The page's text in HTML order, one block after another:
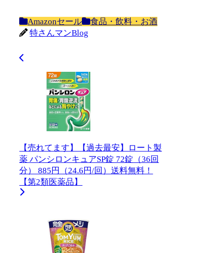
Amazonセール
食品・飲料・お酒
特さんマンBlog
【売れてます】【過去最安】ロート製
薬 パンシロンキュアSP錠 72錠（36回
分） 885円（24.6円/回）送料無料！
【第2類医薬品】